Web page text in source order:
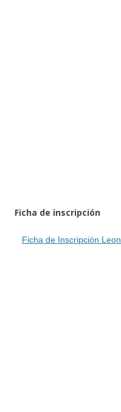
Ficha de inscripción
Ficha de Inscripción Leon